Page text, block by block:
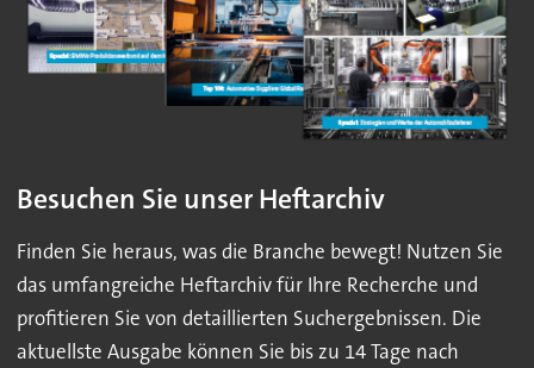
Besuchen Sie unser Heftarchiv
Finden Sie heraus, was die Branche bewegt! Nutzen Sie
das umfangreiche Heftarchiv für Ihre Recherche und
profitieren Sie von detaillierten Suchergebnissen. Die
aktuellste Ausgabe können Sie bis zu 14 Tage nach